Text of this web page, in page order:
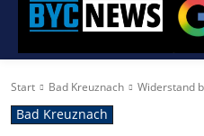
Start Bad Kreuznach Widerstand
Bad Kreuznach